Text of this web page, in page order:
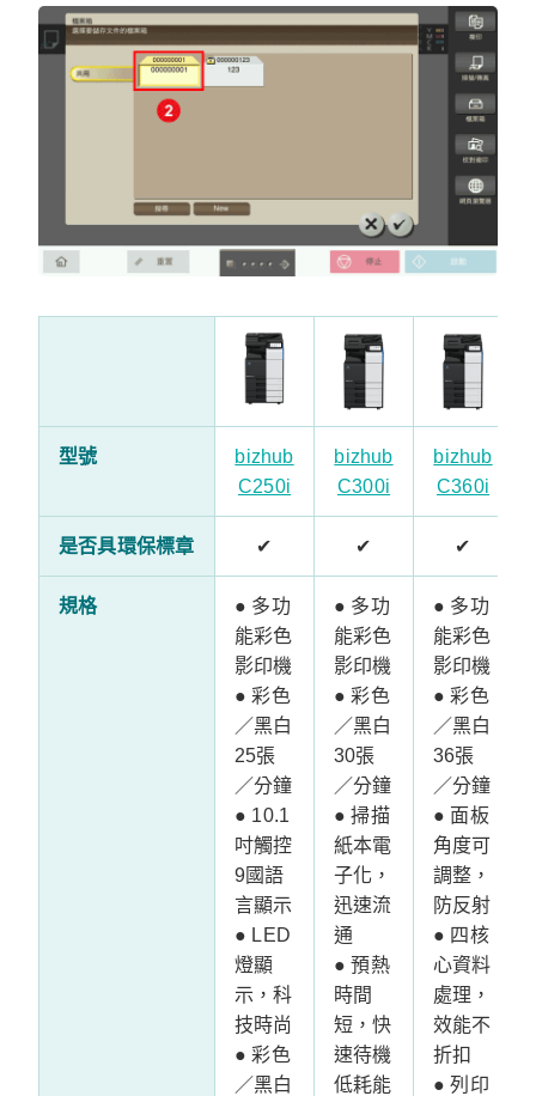
型號
bizhub
C250i
bizhub
C300i
bizhub
C360i
是否具環保標章 ✔ ✔ ✔
規格
● 多功
能彩色
影印機
● 彩色
／黑白
25張
／分鐘
● 10.1
吋觸控
9國語
言顯示
● LED
燈顯
示，科
技時尚
● 彩色
／黑白
● 多功
能彩色
影印機
● 彩色
／黑白
30張
／分鐘
● 掃描
紙本電
子化，
迅速流
通
● 預熱
時間
短，快
速待機
低耗能
● 多功
能彩色
影印機
● 彩色
／黑白
36張
／分鐘
● 面板
角度可
調整，
防反射
● 四核
心資料
處理，
效能不
折扣
● 列印